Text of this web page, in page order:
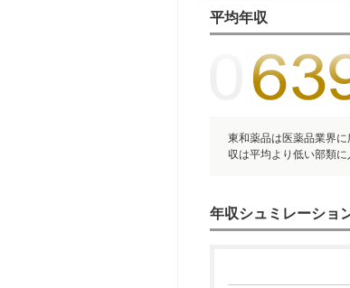
平均年収
東和薬品は医薬品業界
収は平均より低い部類に
年収シュミレーショ